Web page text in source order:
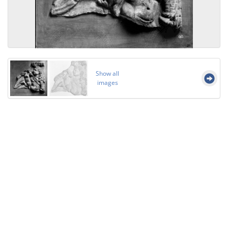
Show all
images